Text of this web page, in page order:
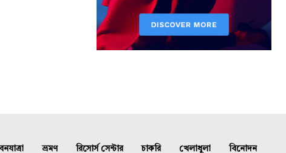
ভ্রমণ রিসোর্স সেন্টার চাকরি খেলাধুলা বিনোদন